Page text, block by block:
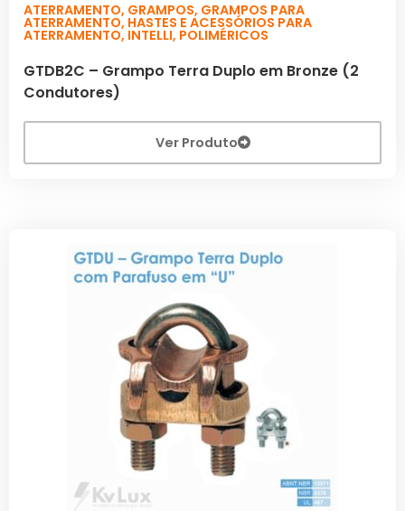
ATERRAMENTO, GRAMPOS, GRAMPOS PARA
ATERRAMENTO, HASTES E ACESSÓRIOS PARA
ATERRAMENTO, INTELLI, POLIMÉRICOS
GTDB2C – Grampo Terra Duplo em Bronze (2
Condutores)
Ver Produto